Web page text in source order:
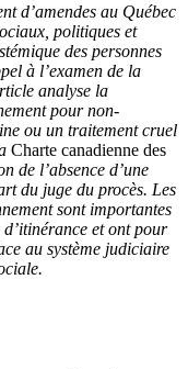
d’amendes au Québec
politiques et
des personnes
à l’examen de la
analyse la
pour non-
ou un traitement cruel
Charte canadienne des
de l’absence d’une
du juge du procès. Les
sont importantes
et ont pour
au système judiciaire